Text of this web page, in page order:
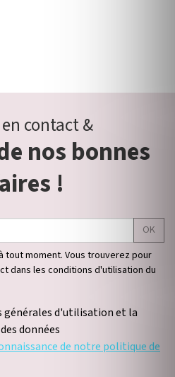
contact &
nos bonnes
!
OK
tout moment. Vous trouverez pour
dans les conditions d'utilisation du
générales d'utilisation et la
données
de notre politique de